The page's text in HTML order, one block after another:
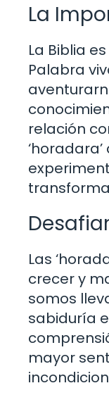
La
La Biblia
Palabra
relación
Las
crecer y
somos
sabiduría
mayor